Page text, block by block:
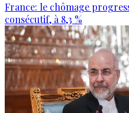
France: le chômage
consécutif, à 8,3 %